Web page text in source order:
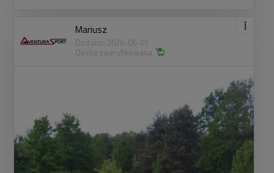
Mariusz
Dodano: 2026-06-01
Opinia zweryfikowana